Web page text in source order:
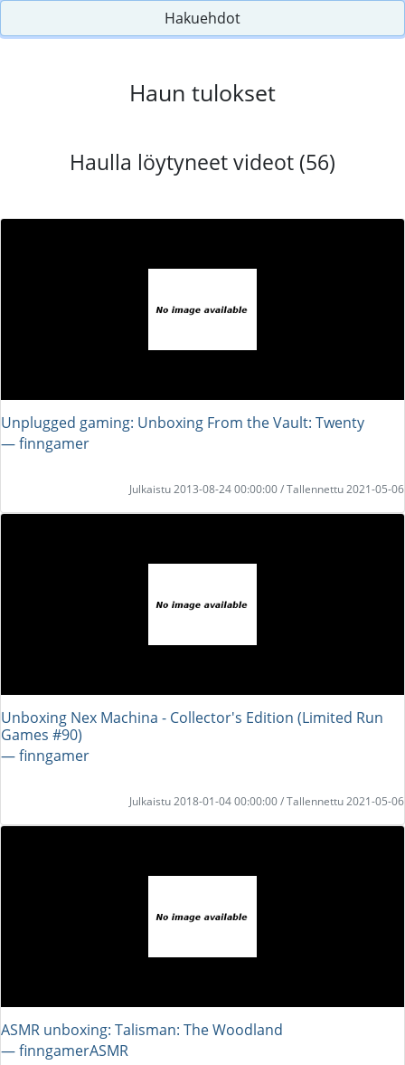
Hakuehdot
Haun tulokset
Haulla löytyneet videot (56)
Unplugged gaming: Unboxing From the Vault: Twenty
― finngamer
Julkaistu 2013-08-24 00:00:00 / Tallennettu 2021-05-06
Unboxing Nex Machina - Collector's Edition (Limited Run
Games #90)
― finngamer
Julkaistu 2018-01-04 00:00:00 / Tallennettu 2021-05-06
ASMR unboxing: Talisman: The Woodland
― finngamerASMR